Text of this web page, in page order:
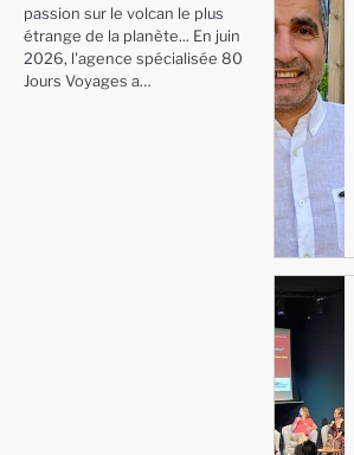
passion sur le volcan le plus
étrange de la planète... En juin
2026, l'agence spécialisée 80
Jours Voyages a…